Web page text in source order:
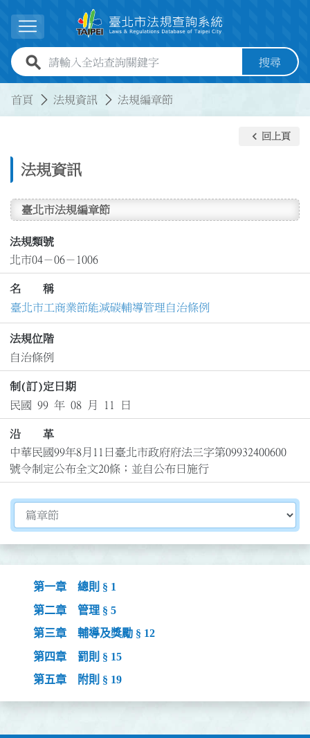
展開選單
全站查詢關鍵字欄位 搜尋
首頁 法規資訊 法規編章節
法規資訊
keyboard_arrow_left 回上頁
臺北市法規編章節
法規類號
北市04－06－1006
名 稱
臺北市工商業節能減碳輔導管理自治條例
法規位階
自治條例
制(訂)定日期
民國 99 年 08 月 11 日
沿 革
中華民國99年8月11日臺北市政府府法三字第09932400600
號令制定公布全文20條；並自公布日施行
切換選擇法規資訊內容
第一章 總則 § 1
第二章 管理 § 5
第三章 輔導及獎勵 § 12
第四章 罰則 § 15
第五章 附則 § 19